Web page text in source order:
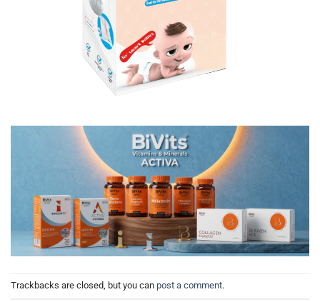
Trackbacks are closed, but you can post a comment.